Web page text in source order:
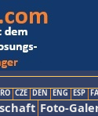
CZE DEN ENG ESP
Foto-